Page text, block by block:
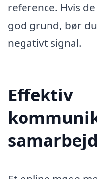
reference. Hvis
god grund, bør
negativt signal.
Effektiv